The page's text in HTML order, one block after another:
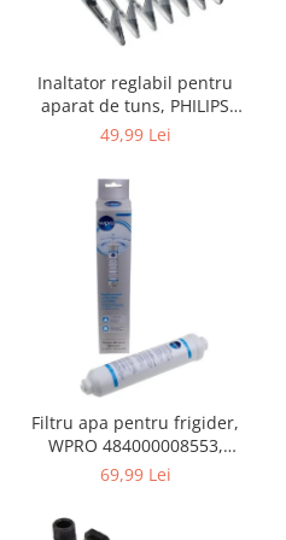
Gaming, Carti & Birotica
Birotica & Papetarie
Console, Jocuri & Accesorii
Ingrijire personala & Cosmetice
Accesorii aparate hair styling
Aparate & Accesorii ingrijire
personala
Aparate cosmetice
Articole Sanatate si Wellness
Consumabile sanitare
Cosmetice si produse ingrijire
personala
Igiena dentara
Jucarii, Copii & Bebe
Camera copilului
Hrana bebelusi
Inaltator reglabil pentru
aparat de tuns, PHILIPS
422203633281, 3-15 mm,
49,99 Lei
Filtru apa pentru frigider,
WPRO 484000008553,
compatibil cu Samsung, AEG,
69,99 Lei